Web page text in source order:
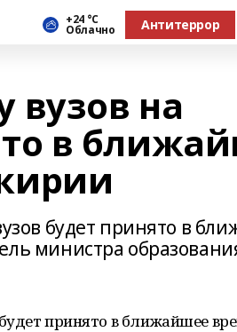
+24 °С
Облачно Антитеррор
вузов на
в
будет принято в
министра
принято в ближайшее